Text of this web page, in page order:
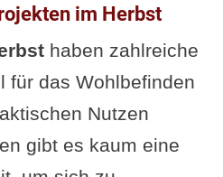
und Werkzeuge
im Herbst
haben zahlreiche
für das Wohlbefinden
Nutzen
gibt es kaum eine